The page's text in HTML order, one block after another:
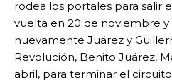
rodea los portales para salir
vuelta en 20 de noviembre y
nuevamente Juárez y
Revolución, Benito Juárez,
abril, para terminar el